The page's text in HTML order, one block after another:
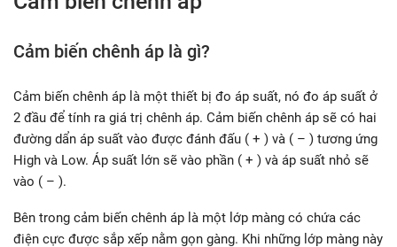
Cảm biến chênh áp là gì?
Cảm biến chênh áp là một thiết bị đo áp suất, nó đo áp suất ở
2 đầu để tính ra giá trị chênh áp. Cảm biến chênh áp sẽ có hai
đường dẩn áp suất vào được đánh đấu ( + ) và ( – ) tương ứng
High và Low. Áp suất lớn sẽ vào phần ( + ) và áp suất nhỏ sẽ
vào ( – ).
Bên trong cảm biến chênh áp là một lớp màng có chứa các
điện cực được sắp xếp nằm gọn gàng. Khi những lớp màng này